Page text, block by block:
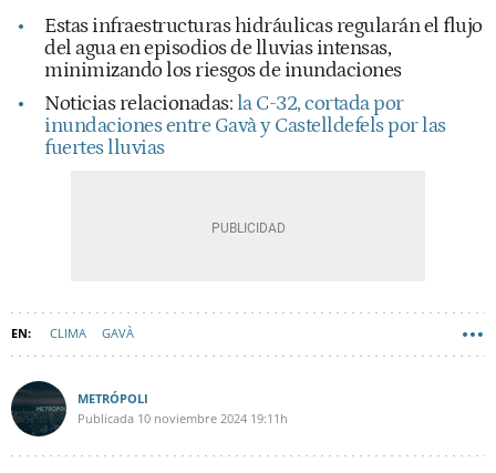
Estas infraestructuras hidráulicas regularán el flujo
del agua en episodios de lluvias intensas,
minimizando los riesgos de inundaciones
Noticias relacionadas: la C-32, cortada por
inundaciones entre Gavà y Castelldefels por las
fuertes lluvias
CLIMA GAVÀ
METRÓPOLI
Publicada 10 noviembre 2024 19:11h